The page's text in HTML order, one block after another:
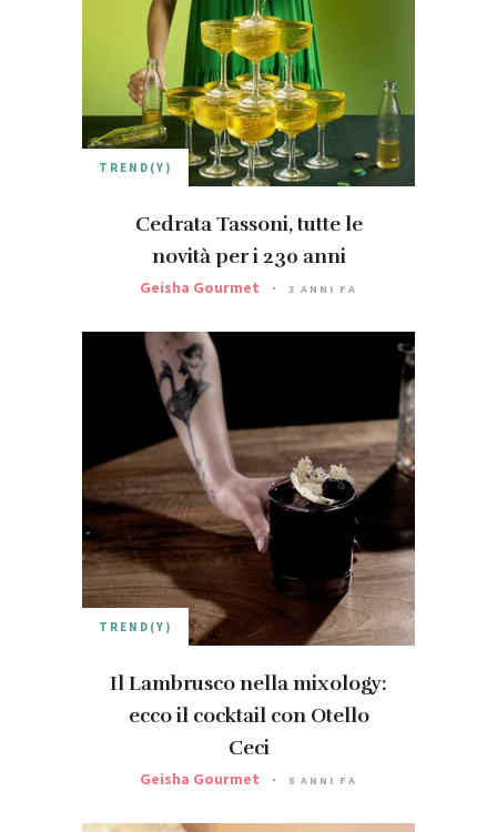
TREND(Y)
Cedrata Tassoni, tutte le
novità per i 230 anni
Geisha Gourmet 3 ANNI FA
TREND(Y)
Il Lambrusco nella mixology:
ecco il cocktail con Otello
Ceci
Geisha Gourmet 5 ANNI FA